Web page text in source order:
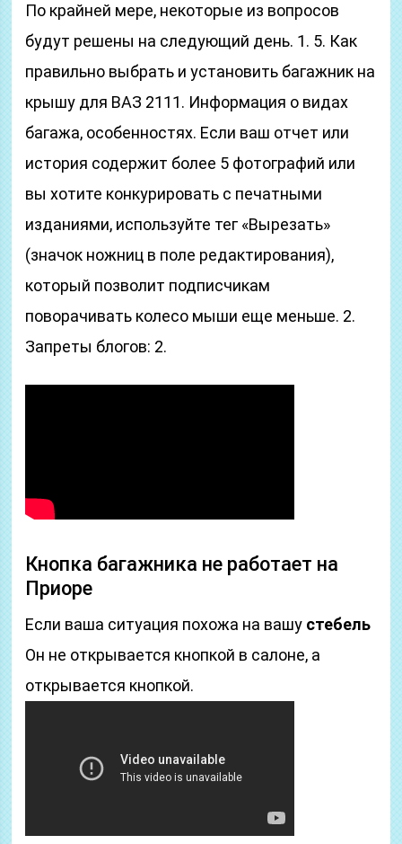
По крайней мере, некоторые из вопросов
будут решены на следующий день. 1. 5. Как
правильно выбрать и установить багажник на
крышу для ВАЗ 2111. Информация о видах
багажа, особенностях. Если ваш отчет или
история содержит более 5 фотографий или
вы хотите конкурировать с печатными
изданиями, используйте тег «Вырезать»
(значок ножниц в поле редактирования),
который позволит подписчикам
поворачивать колесо мыши еще меньше. 2.
Запреты блогов: 2.
Кнопка багажника не работает на
Приоре
Если ваша ситуация похожа на вашу стебель
Он не открывается кнопкой в ​​салоне, а
открывается кнопкой.